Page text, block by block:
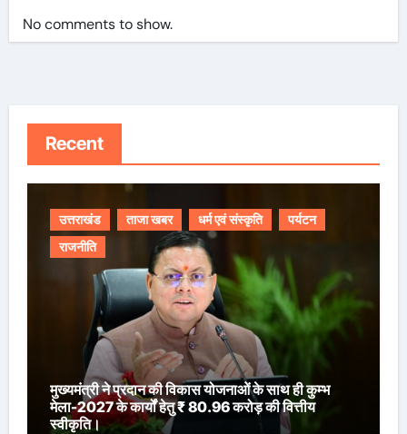
No comments to show.
Recent
उत्तराखंड ताजा खबर धर्म एवं संस्कृति
पर्यटन
राजनीति
मुख्यमंत्री ने प्रदान की विकास योजनाओं के साथ ही कुम्भ
मेला-2027 के कार्यों हेतु ₹ 80.96 करोड़ की वित्तीय
स्वीकृति।